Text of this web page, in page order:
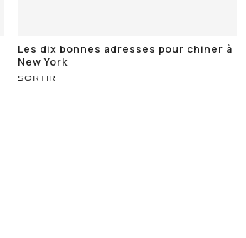
Les dix bonnes adresses pour chiner à
New York
SORTIR